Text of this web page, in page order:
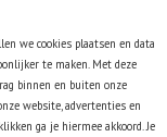
we cookies plaatsen en data
te maken. Met deze
binnen en buiten onze
website, advertenties en
ga je hiermee akkoord. Je
te timen.